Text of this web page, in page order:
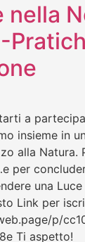
nella
a
insieme in
alla Natura.
per
una
Link per
p/
Ti aspetto!